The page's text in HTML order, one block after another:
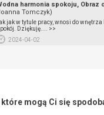
harmonia spokoju, Obraz
Tomczyk)
jak w tytule pracy, wnosi do wnętrza
Dziękuję.... >>
2024-04-02
które mogą Ci się